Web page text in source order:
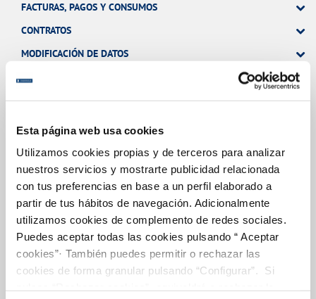
Esta página web usa cookies
Utilizamos cookies propias y de terceros para analizar
nuestros servicios y mostrarte publicidad relacionada
con tus preferencias en base a un perfil elaborado a
partir de tus hábitos de navegación. Adicionalmente
utilizamos cookies de complemento de redes sociales.
Puedes aceptar todas las cookies pulsando “ Aceptar
cookies”· También puedes permitir o rechazar las
cookies de forma granular pulsando “Configurar”. Si
FACTURAS, PAGOS Y CONSUMOS
CONTRATOS
MODIFICACIÓN DE DATOS
INCIDENCIAS
OTRAS GESTIONES
Tu Servicio
FACTURAS Y PRECIOS
ATENCIÓN AL CLIENTE